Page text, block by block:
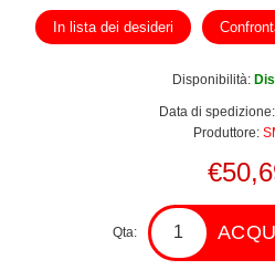
In lista dei desideri
Disponibilità:
Data di spedizione:
Produttore:
Qta: